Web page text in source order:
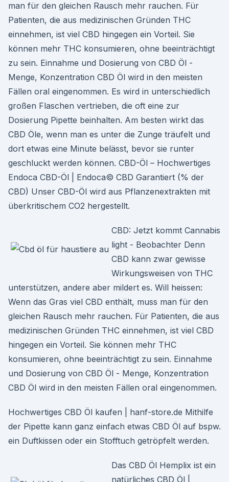
man für den gleichen Rausch mehr rauchen. Für
Patienten, die aus medizinischen Gründen THC
einnehmen, ist viel CBD hingegen ein Vorteil. Sie
können mehr THC konsumieren, ohne beeinträchtigt
zu sein. Einnahme und Dosierung von CBD Öl -
Menge, Konzentration CBD Öl wird in den meisten
Fällen oral eingenommen. Es wird in unterschiedlich
großen Flaschen vertrieben, die oft eine zur
Dosierung Pipette beinhalten. Am besten wirkt das
CBD Öle, wenn man es unter die Zunge träufelt und
dort etwas eine Minute belässt, bevor sie runter
geschluckt werden können. CBD-Öl – Hochwertiges
Endoca CBD-Öl | Endoca© CBD Garantiert (% der
CBD) Unser CBD-Öl wird aus Pflanzenextrakten mit
überkritischem CO2 hergestellt.
CBD: Jetzt kommt Cannabis
light - Beobachter Denn
CBD kann zwar gewisse
Wirkungsweisen von THC
unterstützen, andere aber mildert es. Will heissen:
Wenn das Gras viel CBD enthält, muss man für den
gleichen Rausch mehr rauchen. Für Patienten, die aus
medizinischen Gründen THC einnehmen, ist viel CBD
hingegen ein Vorteil. Sie können mehr THC
konsumieren, ohne beeinträchtigt zu sein. Einnahme
und Dosierung von CBD Öl - Menge, Konzentration
CBD Öl wird in den meisten Fällen oral eingenommen.
Hochwertiges CBD Öl kaufen | hanf-store.de Mithilfe
der Pipette kann ganz einfach etwas CBD Öl auf bspw.
ein Duftkissen oder ein Stofftuch getröpfelt werden.
Das CBD Öl Hemplix ist ein
natürliches CBD Öl |